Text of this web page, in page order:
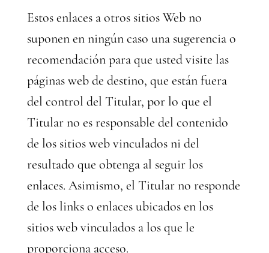
Estos enlaces a otros sitios Web no
suponen en ningún caso una sugerencia o
recomendación para que usted visite las
páginas web de destino, que están fuera
del control del Titular, por lo que el
Titular no es responsable del contenido
de los sitios web vinculados ni del
resultado que obtenga al seguir los
enlaces. Asimismo, el Titular no responde
de los links o enlaces ubicados en los
sitios web vinculados a los que le
proporciona acceso.